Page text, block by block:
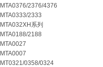
MTA0376/2376/4376
MTA0333/2333
MTA032XH系列
MTA0188/2188
MTA0027
MTA0007
MT0321/0358/0324